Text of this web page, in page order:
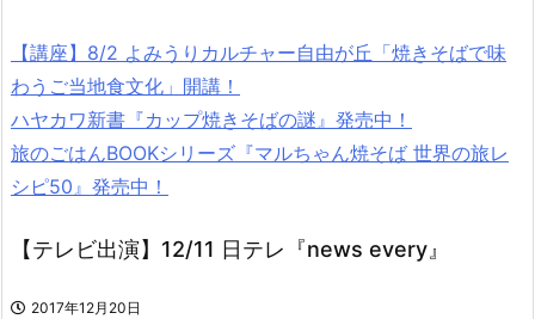
【講座】8/2 よみうりカルチャー自由が丘「焼きそばで味
わうご当地食文化」開講！
ハヤカワ新書『カップ焼きそばの謎』発売中！
旅のごはんBOOKシリーズ『マルちゃん焼そば 世界の旅レ
シピ50』発売中！
【テレビ出演】12/11 日テレ『news every』
2017年12月20日